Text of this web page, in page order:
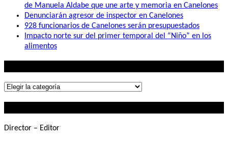
de Manuela Aldabe que une arte y memoria en Canelones
Denunciarán agresor de inspector en Canelones
928 funcionarios de Canelones serán presupuestados
Impacto norte sur del primer temporal del “Niño” en los
alimentos
Lo
Director – Editor